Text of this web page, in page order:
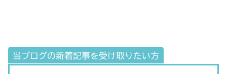
当ブログの新着記事を受け取りたい方